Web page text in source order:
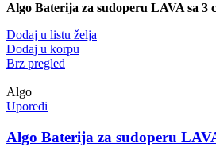
Algo Baterija za sudoperu LAVA sa 3
Dodaj u listu želja
Dodaj u korpu
Brz pregled
Algo
Uporedi
Algo Baterija za sudoperu